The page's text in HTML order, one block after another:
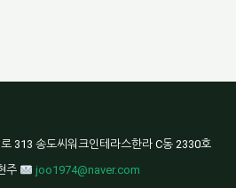
313 송도씨워크인테라스한라 C동 2330호
주
joo1974@naver.com